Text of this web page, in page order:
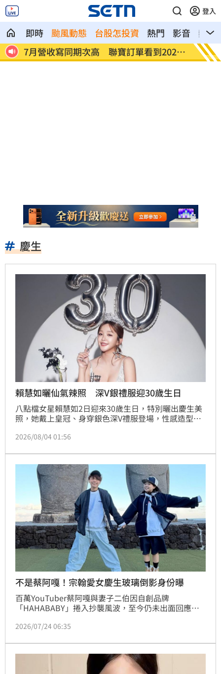
登入
即時 颱風動態 台股怎投資 熱門 影音
熱搜
台股收復44000點大關 2關鍵看AI產業發
展
他見
歲
慶生
賴慧如曬仙氣辣照 深V銀禮服迎30歲生日
八點檔女星賴慧如2日迎來30歲生日，特別曬出慶生美
照，她戴上皇冠、身穿銀色深V禮服登場，性感造型大
她，也回顧出道15年的點滴，感性吐露一路走來的心
2026/08/04 01:56
不是蔡阿嘎！宗翰愛女慶生玻璃倒影身份曝
百萬YouTuber蔡阿嘎與妻子二伯因自創品牌
「HAHABABY」捲入抄襲風波，至今仍未出面回應，
成為外界關注焦點。沒想到昨（22）日工作室員工蔡宗
系列慶生照後，卻因一張照片中的玻璃倒影掀起討論，
網友瘋猜其中兩道人影就是蔡阿嘎與二伯。對此，蔡宗
翰老婆今（23）日親自發文揭曉真相。
2026/07/24 06:35